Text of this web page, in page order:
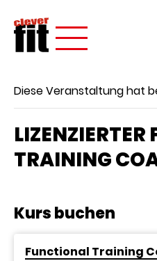
Diese Veranstaltung hat
TRAINING
Kurs buchen
Functional Training